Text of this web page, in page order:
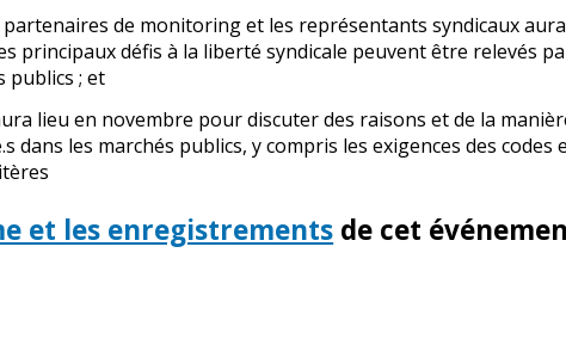
de monitoring et les représentants syndicaux
principaux défis à la liberté syndicale peuvent être relevés
publics ; et
lieu en novembre pour discuter des raisons et de la
dans les marchés publics, y compris les exigences des codes
et les enregistrements de cet